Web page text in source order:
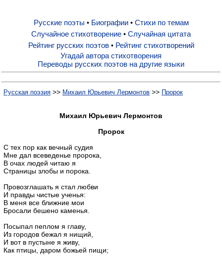
Русские поэты
Биографии
Стихи по темам
Случайное стихотворение
Случайная цитата
Рейтинг русских поэтов
Рейтинг стихотворений
Русские поэты • Биографии• Стихи по темам
Случайное стихотворение • Случайная цитата
Рейтинг русских поэтов• Рейтинг стихотворений
Угадай автора стихотворения
Переводы русских поэтов на другие языки
Русская поэзия >> Михаил Юрьевич Лермонтов >> Пророк
Михаил Юрьевич Лермонтов
Пророк
С тех пор как вечный судия
Мне дал всеведенье пророка,
В очах людей читаю я
Страницы злобы и порока.
Провозглашать я стал любви
И правды чистые ученья:
В меня все ближние мои
Бросали бешено каменья.
Посыпал пеплом я главу,
Из городов бежал я нищий,
И вот в пустыне я живу,
Как птицы, даром божьей пищи;